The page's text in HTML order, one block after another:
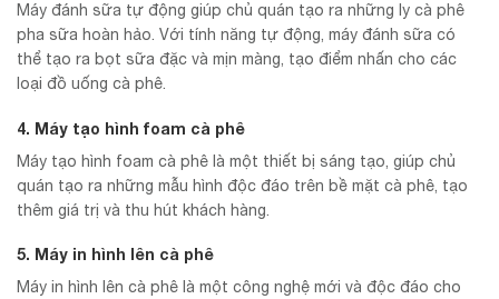
Máy đánh sữa tự động giúp chủ quán tạo ra những ly cà phê
pha sữa hoàn hảo. Với tính năng tự động, máy đánh sữa có
thể tạo ra bọt sữa đặc và mịn màng, tạo điểm nhấn cho các
loại đồ uống cà phê.
4. Máy tạo hình foam cà phê
Máy tạo hình foam cà phê là một thiết bị sáng tạo, giúp chủ
quán tạo ra những mẫu hình độc đáo trên bề mặt cà phê, tạo
thêm giá trị và thu hút khách hàng.
5. Máy in hình lên cà phê
Máy in hình lên cà phê là một công nghệ mới và độc đáo cho